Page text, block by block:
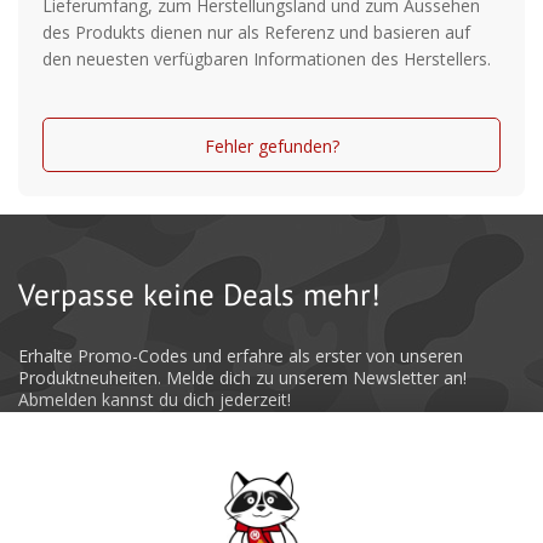
Lieferumfang, zum Herstellungsland und zum Aussehen
des Produkts dienen nur als Referenz und basieren auf
den neuesten verfügbaren Informationen des Herstellers.
Fehler gefunden?
Verpasse keine Deals mehr!
Erhalte Promo-Codes und erfahre als erster von unseren
Produktneuheiten. Melde dich zu unserem Newsletter an!
Abmelden kannst du dich jederzeit!